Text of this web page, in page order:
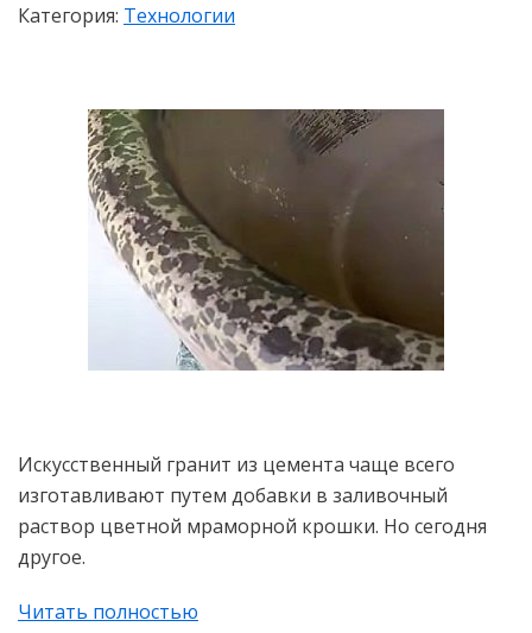
Категория: Технологии
Искусственный гранит из цемента чаще всего
изготавливают путем добавки в заливочный
раствор цветной мраморной крошки. Но сегодня
другое.
Читать полностью